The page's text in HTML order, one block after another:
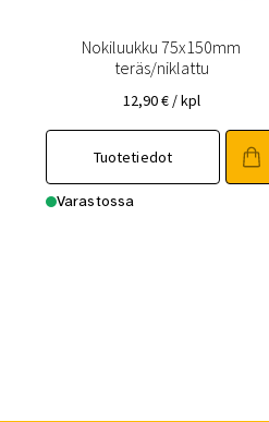
Nokiluukku 75x150mm
teräs/niklattu
12,90€ / kpl
Tuotetiedot
Varastossa